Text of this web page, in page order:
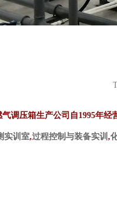
调压箱生产公司自1995年
实训室,过程控制与装备实训 ,